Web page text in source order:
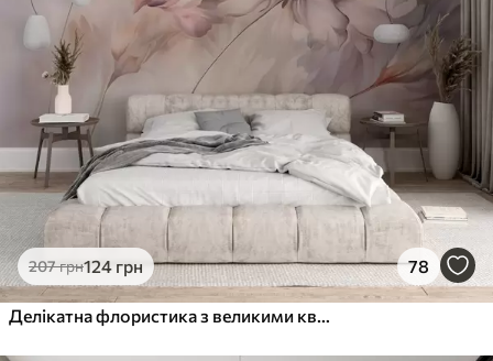
207грн124 грн 78